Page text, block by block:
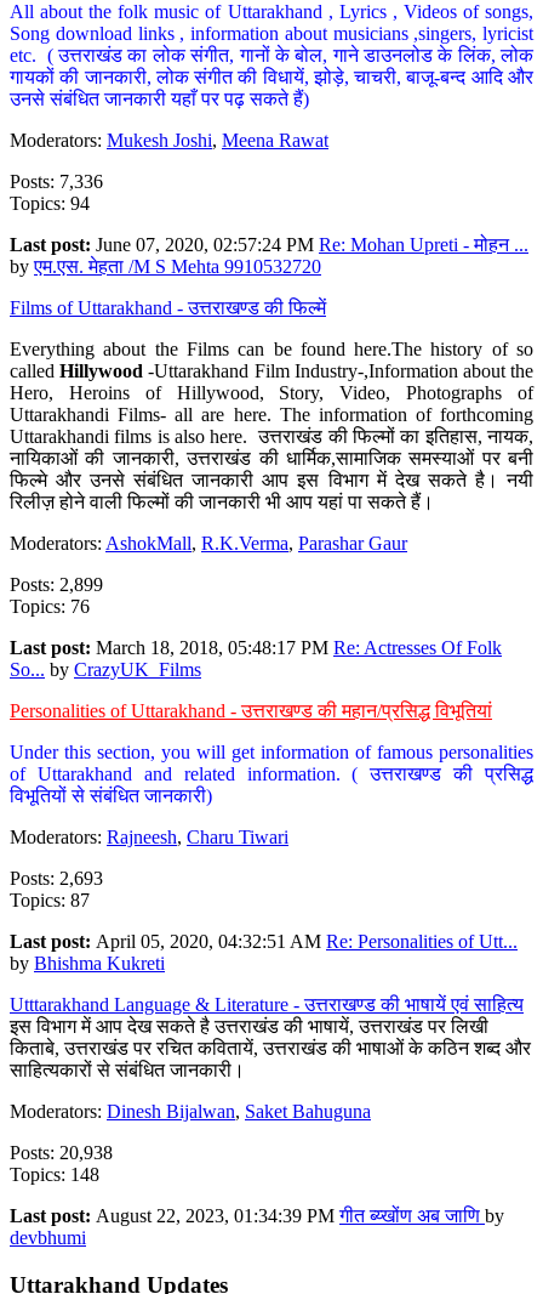
All about the folk music of Uttarakhand , Lyrics , Videos of songs,
Song download links , information about musicians ,singers, lyricist
etc. ( उत्तराखंड का लोक संगीत, गानों के बोल, गाने डाउनलोड के लिंक, लोक
गायकों की जानकारी, लोक संगीत की विधायें, झोड़े, चाचरी, बाजू-बन्द आदि और
उनसे संबंधित जानकारी यहाँ पर पढ़ सकते हैं)
Moderators: Mukesh Joshi, Meena Rawat
Posts: 7,336
Topics: 94
Last post: June 07, 2020, 02:57:24 PM Re: Mohan Upreti - मोहन ...
byएम.एस. मेहता /M S Mehta 9910532720
Films of Uttarakhand - उत्तराखण्ड की फिल्में
Everything about the Films can be found here.The history of so
calledHillywood-Uttarakhand Film Industry-,Information about the
Hero, Heroins of Hillywood, Story, Video, Photographs of
Uttarakhandi Films- all are here. The information of forthcoming
Uttarakhandi films is also here. उत्तराखंड की फिल्मों का इतिहास, नायक,
नायिकाओं की जानकारी, उत्तराखंड की धार्मिक,सामाजिक समस्याओं पर बनी
फिल्मे और उनसे संबंधित जानकारी आप इस विभाग में देख सकते है। नयी
रिलीज़ होने वाली फिल्मों की जानकारी भी आप यहां पा सकते हैं।
Moderators: AshokMall, R.K.Verma, Parashar Gaur
Posts: 2,899
Topics: 76
Last post: March 18, 2018, 05:48:17 PM Re: Actresses Of Folk
So... by CrazyUK_Films
Personalities of Uttarakhand - उत्तराखण्ड की महान/प्रसिद्ध विभूतियां
Under this section, you will get information of famous personalities
of Uttarakhand and related information. ( उत्तराखण्ड की प्रसिद्ध
विभूतियों से संबंधित जानकारी)
Moderators: Rajneesh, Charu Tiwari
Posts: 2,693
Topics: 87
Last post: April 05, 2020, 04:32:51 AM Re: Personalities of Utt...
by Bhishma Kukreti
Utttarakhand Language & Literature - उत्तराखण्ड की भाषायें एवं साहित्य
इस विभाग में आप देख सकते है उत्तराखंड की भाषायें, उत्तराखंड पर लिखी
किताबे, उत्तराखंड पर रचित कवितायें, उत्तराखंड की भाषाओं के कठिन शब्द और
साहित्यकारों से संबंधित जानकारी।
Moderators: Dinesh Bijalwan, Saket Bahuguna
Posts: 20,938
Topics: 148
Last post: August 22, 2023, 01:34:39 PMगीत ब्य्खोंण अब जाणि by
devbhumi
Uttarakhand Updates